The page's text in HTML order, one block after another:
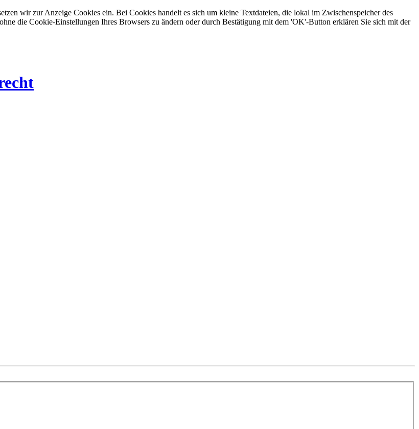
wir zur Anzeige Cookies ein. Bei Cookies handelt es sich um kleine Textdateien, die lokal im Zwischenspeicher des
die Cookie-Einstellungen Ihres Browsers zu ändern oder durch Bestätigung mit dem 'OK'-Button erklären Sie sich mit der